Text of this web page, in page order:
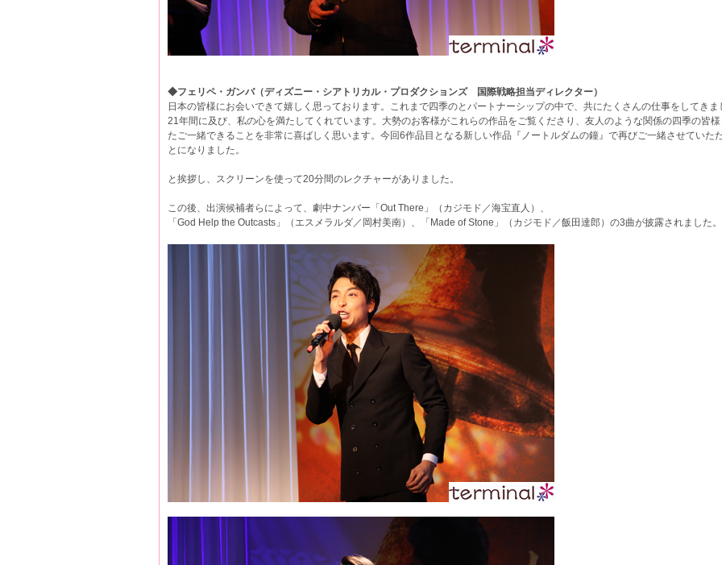
◆フェリペ・ガンバ（ディズニー・シアトリカル・プロダクションズ 国際戦略担当ディレクター）
日本の皆様にお会いできて嬉しく思っております。これまで四季のとパートナーシップの中で、共にたくさんの仕事をしてきま
21年間に及び、私の心を満たしてくれています。大勢のお客様がこれらの作品をご覧くださり、友人のような関係の四季の皆様
たご一緒できることを非常に喜ばしく思います。今回6作品目となる新しい作品『ノートルダムの鐘』で再びご一緒させていた
とになりました。
と挨拶し、スクリーンを使って20分間のレクチャーがありました。
この後、出演候補者らによって、劇中ナンバー「Out There」（カジモド／海宝直人）、
「God Help the Outcasts」（エスメラルダ／岡村美南）、「Made of Stone」（カジモド／飯田達郎）の3曲が披露されました。